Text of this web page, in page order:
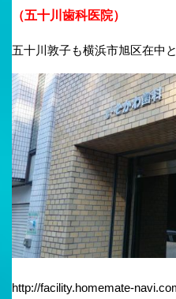
（五十川歯科医院）
五十川敦子も横浜市旭区在中
http://facility.homemate-